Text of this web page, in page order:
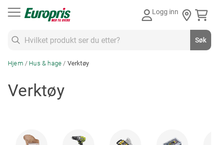
Logg inn
Søk
Hjem Hus & hage Verktøy
Verktøy